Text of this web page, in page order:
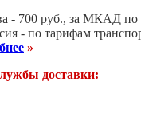
- 700 руб., за МКАД по
- по тарифам
»
доставки: